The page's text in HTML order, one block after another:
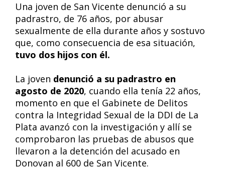
Una joven de San Vicente denunció a su
padrastro, de 76 años, por abusar
sexualmente de ella durante años y sostuvo
que, como consecuencia de esa situación,
tuvo dos hijos con él.
La joven denunció a su padrastro en
agosto de 2020, cuando ella tenía 22 años,
momento en que el Gabinete de Delitos
contra la Integridad Sexual de la DDI de La
Plata avanzó con la investigación y allí se
comprobaron las pruebas de abusos que
llevaron a la detención del acusado en
Donovan al 600 de San Vicente.